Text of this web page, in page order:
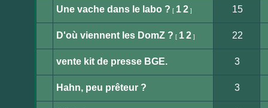
non
message
non
Une vache dans le labo ? [ 1 2] 15
message
D'où viennent les DomZ ? [ 1 2] 22
message
non
vente kit de presse BGE. 3
message
Hahn, peu prêteur ? 3